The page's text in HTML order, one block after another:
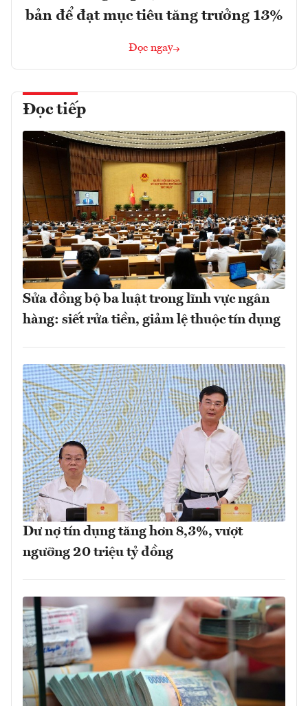
bản để đạt mục tiêu tăng trưởng 13%
Đọc ngay
Đọc tiếp
Sửa đồng bộ ba luật trong lĩnh vực ngân
hàng: siết rửa tiền, giảm lệ thuộc tín dụng
Dư nợ tín dụng tăng hơn 8,3%, vượt
ngưỡng 20 triệu tỷ đồng